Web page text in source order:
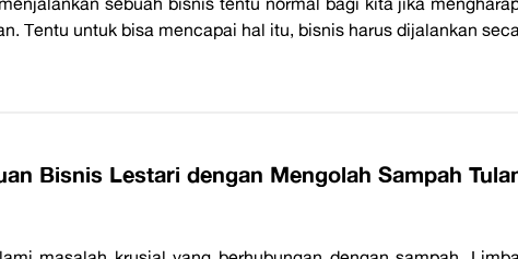
Tentu untuk bisa mencapai hal itu, bisnis harus dijalankan
Bisnis Lestari dengan Mengolah Sampah